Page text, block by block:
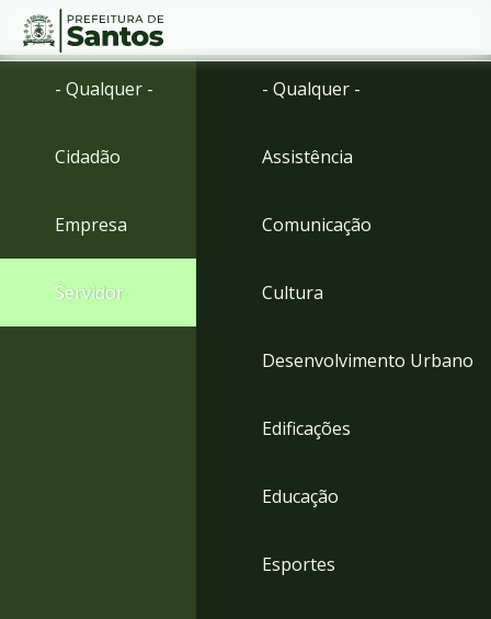
Ir
menu
para
Conteúdo
- Qualquer -
Cidadão
Empresa
Servidor
- Qualquer -
Assistência
Comunicação
Cultura
Desenvolvimento Urbano
Edificações
Educação
Esportes